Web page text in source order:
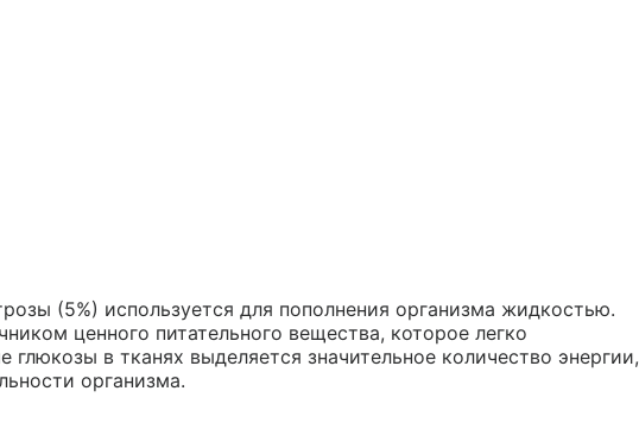
(5%) используется для пополнения организма жидкостью.
ценного питательного вещества, которое легко
глюкозы в тканях выделяется значительное количество энергии,
организма.